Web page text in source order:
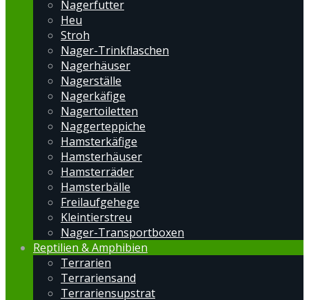
Nagerfutter
Heu
Stroh
Nager-Trinkflaschen
Nagerhäuser
Nagerställe
Nagerkäfige
Nagertoiletten
Naggerteppiche
Hamsterkäfige
Hamsterhäuser
Hamsterräder
Hamsterbälle
Freilaufgehege
Kleintierstreu
Nager-Transportboxen
Reptilien & Amphibien
Terrarien
Terrariensand
Terrariensupstrat